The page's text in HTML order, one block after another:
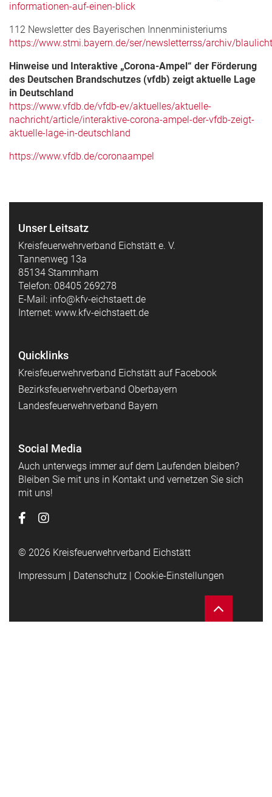
informationen-auf-einen-blick
112 Newsletter des Bayerischen Innenministeriums
https://www.stmi.bayern.de/ser/newsletterrss/archiv/
Hinweise und Interaktive „Corona-Ampel“ der Förderung
des Deutschen Brandschutzes (vfdb) zeigt aktuelle Lage
in Deutschland
https://www.vfdb.de/vfdb-ev/aktuelles/aktuelle-
nachricht/article/interaktive-corona-ampel-der-vfdb-zeigt-
aktuelle-lage-in-deutschland
https://www.vfdb.de/coronaampel
Unser Leitsatz
Kreisfeuerwehrverband Eichstätt e. V.
Tannenweg 13a
85134 Stammham
Telefon: 08405 269278
E-Mail: info@kfv-eichstaett.de
Internet: www.kfv-eichstaett.de
Quicklinks
Kreisfeuerwehrverband Eichstätt auf Facebook
Bezirksfeuerwehrverband Oberbayern
Landesfeuerwehrverband Bayern
Social Media
Auch unterwegs immer auf dem Laufenden bleiben?
Bleiben Sie mit uns in Kontakt und vernetzen Sie sich
mit uns!
© 2026 Kreisfeuerwehrverband Eichstätt
Impressum | Datenschutz | Cookie-Einstellungen